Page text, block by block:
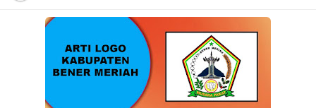
Profil Anwar Hafid, Politisi Yang Mernjadi Gubernur Provinsi Sulawesi
Tengah
Resep Pesmol Ikan Mas, Makanan Khas Sunda Dengan Rasa Yang